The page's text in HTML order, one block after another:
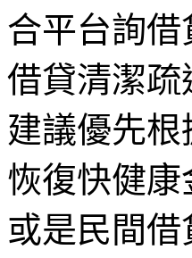
合平台詢借
借貸清潔疏
建議優先
恢復快健
或是民間